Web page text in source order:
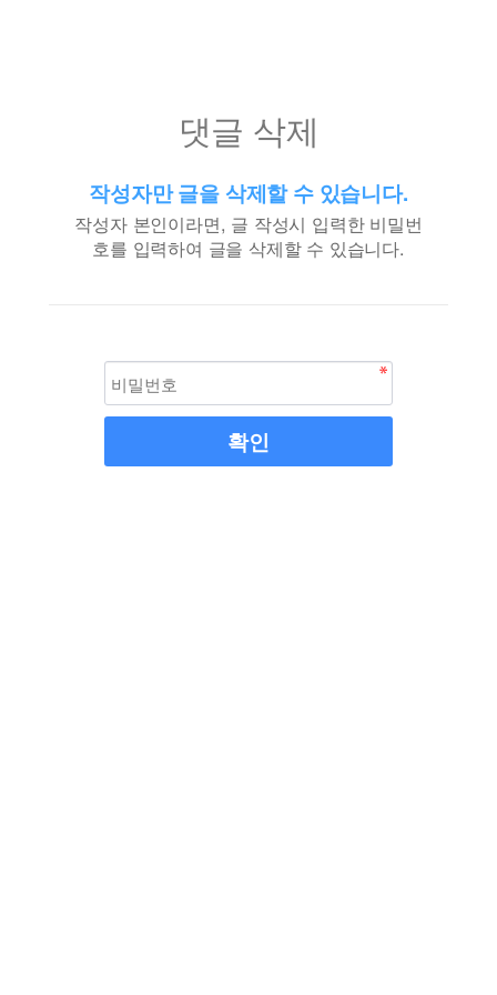
댓글 삭제
작성자만 글을 삭제할 수 있습니다.
작성자 본인이라면, 글 작성시 입력한 비밀번
호를 입력하여 글을 삭제할 수 있습니다.